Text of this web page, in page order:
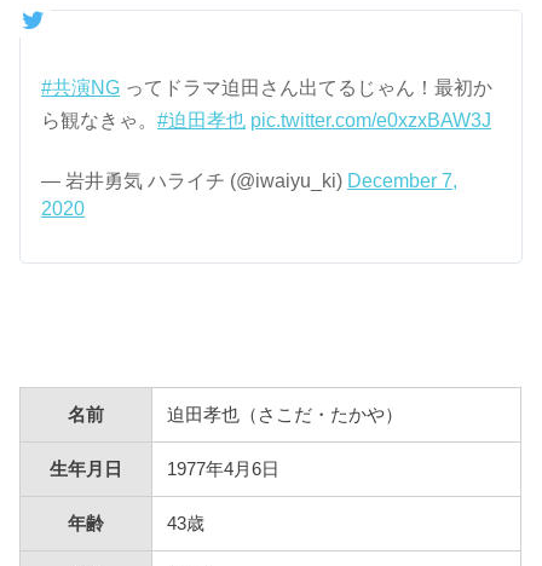
#共演NG ってドラマ迫田さん出てるじゃん！最初か
ら観なきゃ。#迫田孝也 pic.twitter.com/e0xzxBAW3J
— 岩井勇気 ハライチ (@iwaiyu_ki) December 7,
2020
名前 迫田孝也（さこだ・たかや）
生年月日 1977年4月6日
年齢 43歳